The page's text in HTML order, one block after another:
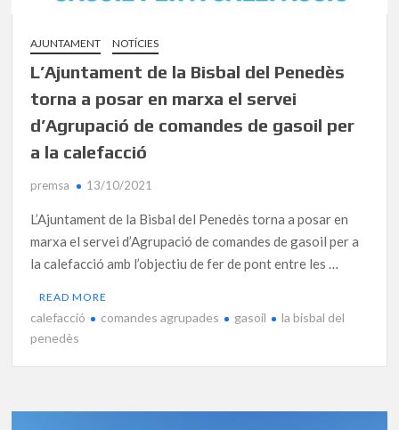
AJUNTAMENT NOTÍCIES
L’Ajuntament de la Bisbal del Penedès
torna a posar en marxa el servei
d’Agrupació de comandes de gasoil per
a la calefacció
premsa 13/10/2021
L’Ajuntament de la Bisbal del Penedès torna a posar en
marxa el servei d’Agrupació de comandes de gasoil per a
la calefacció amb l’objectiu de fer de pont entre les …
READ MORE
calefacció comandes agrupades gasoil
la bisbal del
penedès